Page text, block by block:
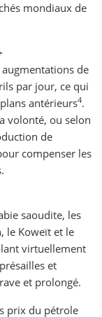
mondiaux de
augmentations de
par jour, ce qui
antérieurs4.
volonté, ou selon
de
compenser les
saoudite, les
le Koweït et le
virtuellement
et
et prolongé.
prix du pétrole